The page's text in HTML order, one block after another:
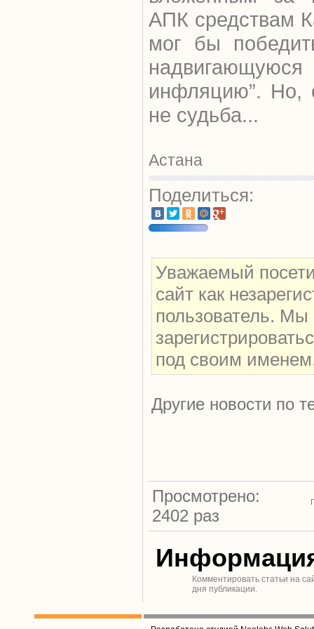
АПК средствам
мог бы
инфляцию”. Но,
не судьба...
Астана
Поделиться:
Уважаемый
сайт как
пользователь.
под своим
Другие новости по
Просмотрено:
2402 раз
Комментировать статьи на
дня публикации.